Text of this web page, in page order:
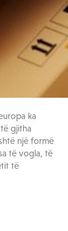
ka
gjitha
një formë
të vogla, të
të